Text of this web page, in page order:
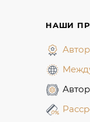
НАШИ